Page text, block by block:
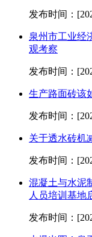
发布时间：
泉州市工业经
观考察
发布时间：
生产路面砖该
发布时间：
关于透水砖机
发布时间：
混凝土与水泥
人员培训基地
发布时间：